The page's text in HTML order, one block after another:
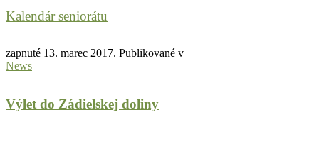
Kalendár seniorátu
zapnuté 13. marec 2017. Publikované v
News
Výlet do Zádielskej doliny